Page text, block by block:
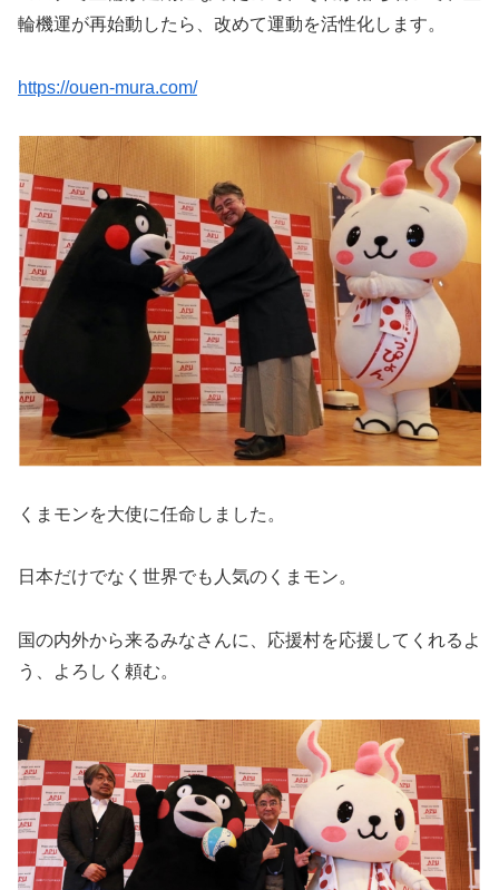
輪機運が再始動したら、改めて運動を活性化します。
https://ouen-mura.com/
くまモンを大使に任命しました。
日本だけでなく世界でも人気のくまモン。
国の内外から来るみなさんに、応援村を応援してくれるよ
う、よろしく頼む。